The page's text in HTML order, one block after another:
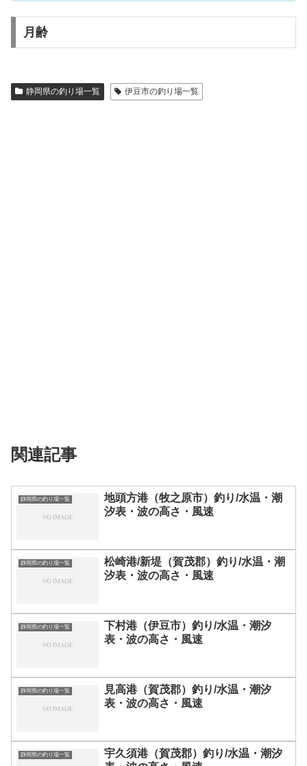
月齢
静岡県の釣り場一覧 伊豆市の釣り場一覧
関連記事
静岡県の釣り場一覧
地頭方港（牧之原市）釣り/水温・潮
汐表・波の高さ・風速
静岡県の釣り場一覧
松崎港/新堤（賀茂郡）釣り/水温・潮
汐表・波の高さ・風速
静岡県の釣り場一覧
下村港（伊豆市）釣り/水温・潮汐
表・波の高さ・風速
静岡県の釣り場一覧
見高港（賀茂郡）釣り/水温・潮汐
表・波の高さ・風速
静岡県の釣り場一覧
宇久須港（賀茂郡）釣り/水温・潮汐